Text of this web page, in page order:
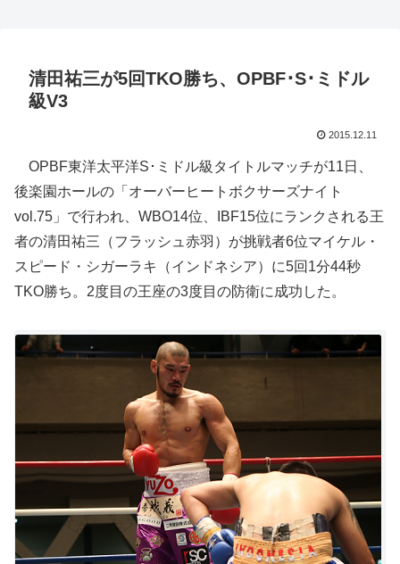
清田祐三が5回TKO勝ち、OPBF･S･ミドル
級V3
2015.12.11
OPBF東洋太平洋S･ミドル級タイトルマッチが11日、
後楽園ホールの「オーバーヒートボクサーズナイト
vol.75」で行われ、WBO14位、IBF15位にランクされる王
者の清田祐三（フラッシュ赤羽）が挑戦者6位マイケル・
スピード・シガーラキ（インドネシア）に5回1分44秒
TKO勝ち。2度目の王座の3度目の防衛に成功した。